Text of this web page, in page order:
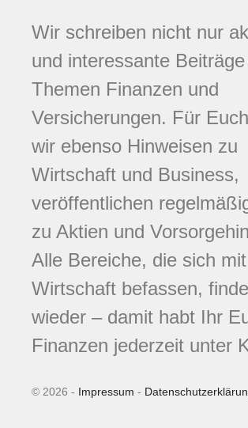
Wir schreiben nicht nur
und interessante
Themen Finanzen und
Versicherungen. Für
wir ebenso Hinweisen zu
Wirtschaft und Business,
veröffentlichen
zu Aktien und
Alle Bereiche, die sich
Wirtschaft befassen,
wieder – damit habt Ihr
Finanzen jederzeit unter
© 2026 - Impressum -